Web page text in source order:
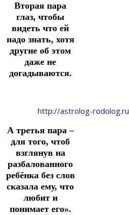
Вторая пара
глаз, чтобы
видеть что ей
надо знать, хотя
другие об этом
даже не
догадываются.
http://astrolog-rodolog.ru
А третья пара –
для того, чтоб
взглянув на
разбалованного
ребёнка без слов
сказала ему, что
любит и
понимает его».